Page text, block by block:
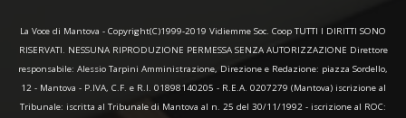
La Voce di Mantova - Copyright(C)1999-2019 Vidiemme Soc. Coop TUTTI I DIRITTI SONO
RISERVATI. NESSUNA RIPRODUZIONE PERMESSA SENZA AUTORIZZAZIONE Direttore
responsabile: Alessio Tarpini Amministrazione, Direzione e Redazione: piazza Sordello,
12 - Mantova - P.IVA, C.F. e R.I. 01898140205 - R.E.A. 0207279 (Mantova) iscrizione al
Tribunale: iscritta al Tribunale di Mantova al n. 25 del 30/11/1992 - iscrizione al ROC: